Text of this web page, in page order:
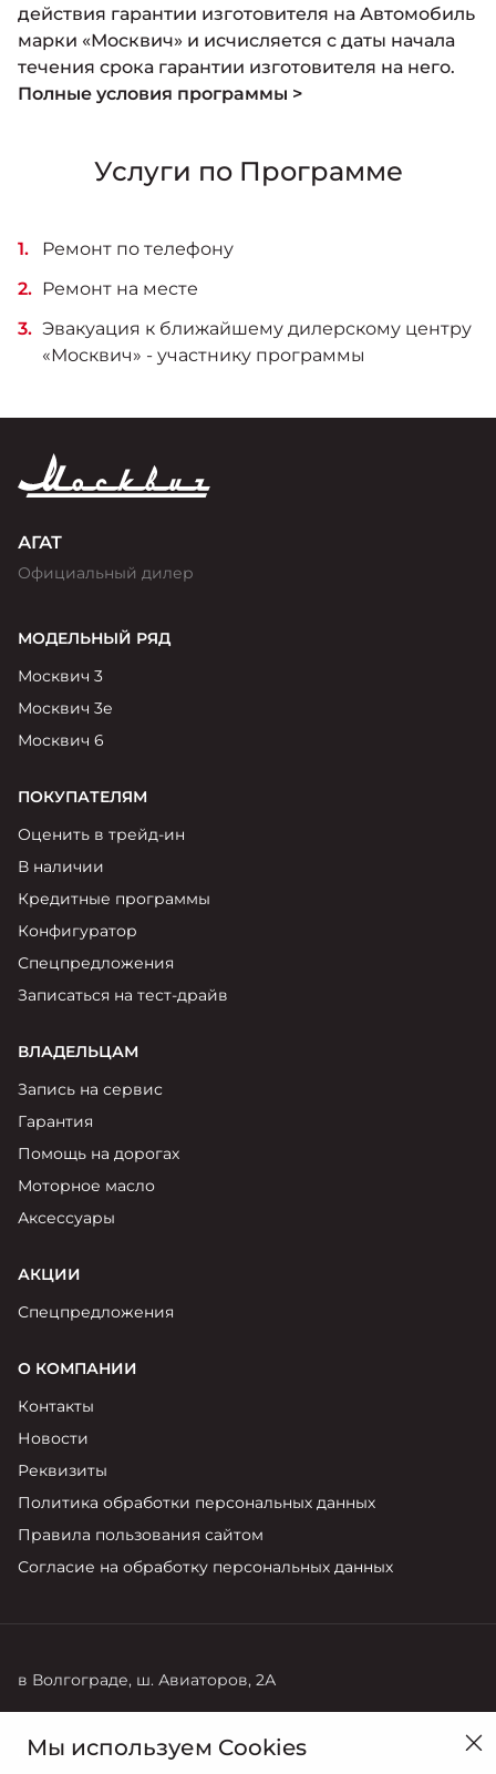
действия гарантии изготовителя на Автомобиль
марки «Москвич» и исчисляется с даты начала
течения срока гарантии изготовителя на него.
Полные условия программы >
Услуги по Программе
Ремонт по телефону
Ремонт на месте
Эвакуация к ближайшему дилерскому центру
«Москвич» - участнику программы
АГАТ
Официальный дилер
МОДЕЛЬНЫЙ РЯД
Москвич 3
Москвич 3е
Москвич 6
ПОКУПАТЕЛЯМ
Оценить в трейд-ин
В наличии
Кредитные программы
Конфигуратор
Спецпредложения
Записаться на тест-драйв
ВЛАДЕЛЬЦАМ
Запись на сервис
Гарантия
Помощь на дорогах
Моторное масло
Аксессуары
АКЦИИ
Спецпредложения
О КОМПАНИИ
Контакты
Новости
Реквизиты
Политика обработки персональных данных
Правила пользования сайтом
Согласие на обработку персональных данных
в Волгограде, ш. Авиаторов, 2А
8 (8442) 72-27-22
Мы используем Cookies